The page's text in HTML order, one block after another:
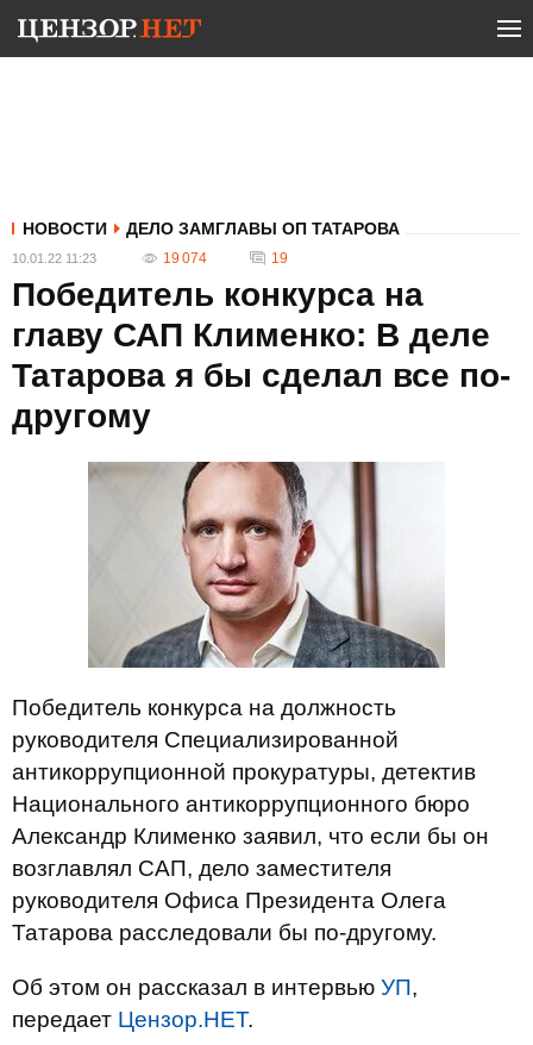
НОВОСТИ ДЕЛО ЗАМГЛАВЫ ОП ТАТАРОВА
10.01.22 11:23 19 074 19
Победитель конкурса на
главу САП Клименко: В деле
Татарова я бы сделал все по-
другому
Победитель конкурса на должность
руководителя Специализированной
антикоррупционной прокуратуры, детектив
Национального антикоррупционного бюро
Александр Клименко заявил, что если бы он
возглавлял САП, дело заместителя
руководителя Офиса Президента Олега
Татарова расследовали бы по-другому.
Об этом он рассказал в интервью УП,
передает Цензор.НЕТ.